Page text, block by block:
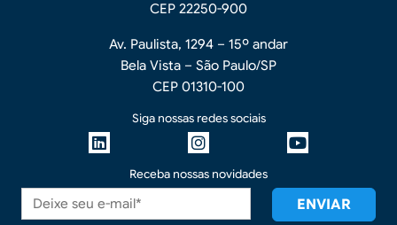
CEP 22250-900
Av. Paulista, 1294 – 15º andar
Bela Vista – São Paulo/SP
CEP 01310-100
Siga nossas redes sociais
Receba nossas novidades